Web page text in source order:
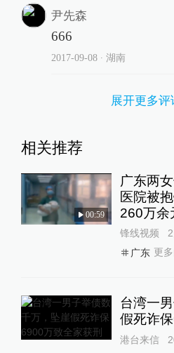
尹先森
666
2017-09-08∙ 湖南
展开更多评
相关推荐
00:59
广东两
医院被
260万余
锋线视频
广东 更
台湾一
假死诈
港台来信